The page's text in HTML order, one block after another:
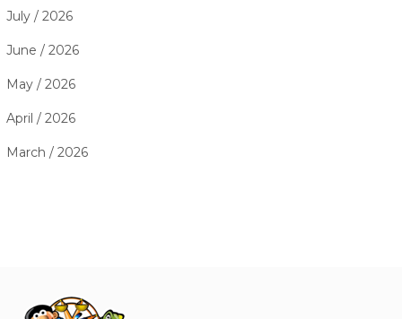
July / 2026
June / 2026
May / 2026
April / 2026
March / 2026